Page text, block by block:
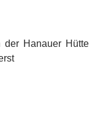
Hanauer Hütte